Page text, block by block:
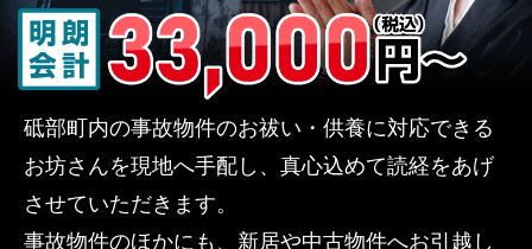
砥部町内の事故物件のお祓い・供養に対応できる
お坊さんを現地へ手配し、真心込めて読経をあげ
させていただきます。
事故物件のほかにも、新居や中古物件へお引越し